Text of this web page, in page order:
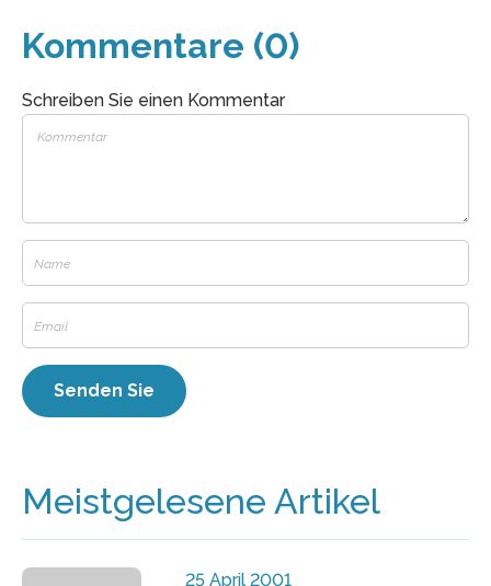
Kommentare (0)
Schreiben Sie einen Kommentar
Meistgelesene Artikel
25 April 2001